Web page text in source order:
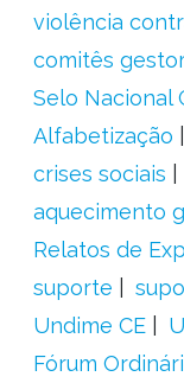
violência
comitês
Selo Nacional
Alfabetização
crises sociais
aquecimento
Relatos de
suporte
Undime CE
Fórum